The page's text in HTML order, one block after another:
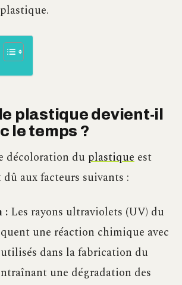
plastique devient-il
le temps ?
décoloration du plastique est
aux facteurs suivants :
:Les rayons ultraviolets (UV) du
une réaction chimique avec
dans la fabrication du
une dégradation des